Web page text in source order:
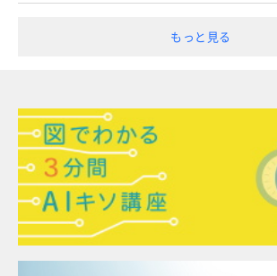
もっと見る